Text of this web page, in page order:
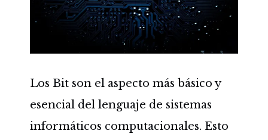
Los Bit son el aspecto más básico y
esencial del lenguaje de sistemas
informáticos computacionales. Esto